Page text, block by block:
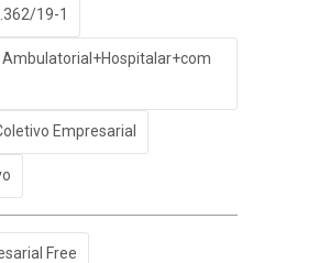
19-1
Ambulatorial+Hospitalar+com
Empresarial
Free